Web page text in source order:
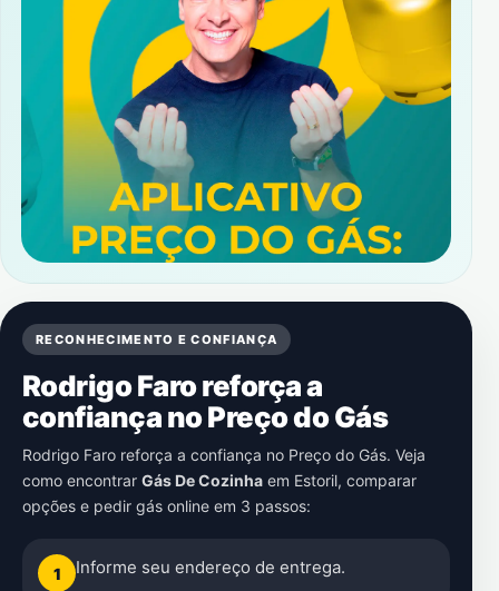
RECONHECIMENTO E CONFIANÇA
Rodrigo Faro reforça a
confiança no Preço do Gás
Rodrigo Faro reforça a confiança no Preço do Gás. Veja
como encontrar Gás De Cozinha em Estoril, comparar
opções e pedir gás online em 3 passos:
1 Informe seu endereço de entrega.